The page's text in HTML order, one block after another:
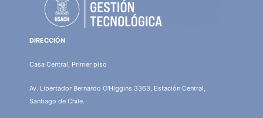
DIRECCIÓN
Casa Central, Primer piso
Av. Libertador Bernardo O'Higgins 3363, Estación Central,
Santiago de Chile.